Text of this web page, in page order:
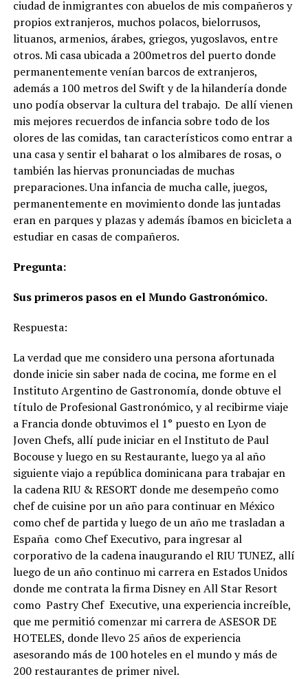
ciudad de inmigrantes con abuelos de mis compañeros y
propios extranjeros, muchos polacos, bielorrusos,
lituanos, armenios, árabes, griegos, yugoslavos, entre
otros. Mi casa ubicada a 200metros del puerto donde
permanentemente venían barcos de extranjeros,
además a 100 metros del Swift y de la hilandería donde
uno podía observar la cultura del trabajo. De allí vienen
mis mejores recuerdos de infancia sobre todo de los
olores de las comidas, tan característicos como entrar a
una casa y sentir el baharat o los almibares de rosas, o
también las hiervas pronunciadas de muchas
preparaciones. Una infancia de mucha calle, juegos,
permanentemente en movimiento donde las juntadas
eran en parques y plazas y además íbamos en bicicleta a
estudiar en casas de compañeros.
Pregunta:
Sus primeros pasos en el Mundo Gastronómico.
Respuesta:
La verdad que me considero una persona afortunada
donde inicie sin saber nada de cocina, me forme en el
Instituto Argentino de Gastronomía, donde obtuve el
título de Profesional Gastronómico, y al recibirme viaje
a Francia donde obtuvimos el 1° puesto en Lyon de
Joven Chefs, allí pude iniciar en el Instituto de Paul
Bocouse y luego en su Restaurante, luego ya al año
siguiente viajo a república dominicana para trabajar en
la cadena RIU & RESORT donde me desempeño como
chef de cuisine por un año para continuar en México
como chef de partida y luego de un año me trasladan a
España como Chef Executivo, para ingresar al
corporativo de la cadena inaugurando el RIU TUNEZ, allí
luego de un año continuo mi carrera en Estados Unidos
donde me contrata la firma Disney en All Star Resort
como Pastry Chef Executive, una experiencia increíble,
que me permitió comenzar mi carrera de ASESOR DE
HOTELES, donde llevo 25 años de experiencia
asesorando más de 100 hoteles en el mundo y más de
200 restaurantes de primer nivel.